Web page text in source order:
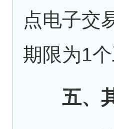
点电子交
期限为1个
五、